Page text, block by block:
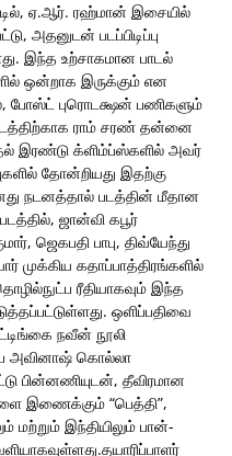
ஏ.ஆர். ரஹ்மான் இசையில்
அதனுடன் படப்பிடிப்பு
இந்த உற்சாகமான பாடல்
ஒன்றாக இருக்கும் என
போஸ்ட் புரொடக்ஷன் பணிகளும்
ராம் சரண் தன்னை
இரண்டு க்ளிம்ப்ஸ்களில் அவர்
தோன்றியது இதற்கு
நடனத்தால் படத்தின் மீதான
ஜான்வி கபூர்
ஜெகபதி பாபு, திவ்யேந்து
முக்கிய கதாப்பாத்திரங்களில்
ரீதியாகவும் இந்த
ஒளிப்பதிவை
நவீன் நூலி
அவினாஷ் கொல்லா
பின்னணியுடன், தீவிரமான
இணைக்கும் “பெத்தி”,
இந்தியிலும் பான்-